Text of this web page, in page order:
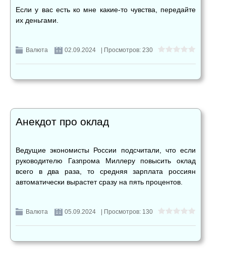
Если у вас есть ко мне какие-то чувства, передайте
их деньгами.
Валюта 02.09.2024 | Просмотров: 230
Анекдот про оклад
Ведущие экономисты России подсчитали, что если
руководителю Газпрома Миллеру повысить оклад
всего в два раза, то средняя зарплата россиян
автоматически вырастет сразу на пять процентов.
Валюта 05.09.2024 | Просмотров: 130